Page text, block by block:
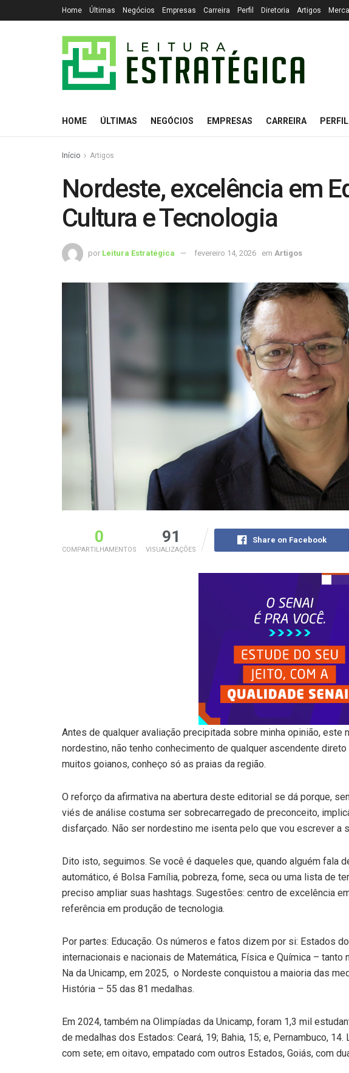
Home Últimas Negócios Empresas Carreira Perfil Diretoria Artigos
HOME ÚLTIMAS NEGÓCIOS EMPRESAS CARREIRA PERFIL
Início Artigos
Nordeste, excelência em
Cultura e Tecnologia
por Leitura Estratégica fevereiro 14, 2026 em Artigos
0
COMPARTILHAMENTOS
91
VISUALIZAÇÕES
Share on Facebook
Antes de qualquer avaliação precipitada sobre minha opinião, este
nordestino, não tenho conhecimento de qualquer ascendente
muitos goianos, conheço só as praias da região.
O reforço da afirmativa na abertura deste editorial se dá porque,
viés de análise costuma ser sobrecarregado de preconceito,
disfarçado. Não ser nordestino me isenta pelo que vou escrever a
Dito isto, seguimos. Se você é daqueles que, quando alguém fala
automático, é Bolsa Família, pobreza, fome, seca ou uma lista de
preciso ampliar suas hashtags. Sugestões: centro de excelência
referência em produção de tecnologia.
Por partes: Educação. Os números e fatos dizem por si: Estados
internacionais e nacionais de Matemática, Física e Química – tanto
Na da Unicamp, em 2025, o Nordeste conquistou a maioria das
História – 55 das 81 medalhas.
Em 2024, também na Olimpíadas da Unicamp, foram 1,3 mil
de medalhas dos Estados: Ceará, 19; Bahia, 15; e, Pernambuco,
com sete; em oitavo, empatado com outros Estados, Goiás, com